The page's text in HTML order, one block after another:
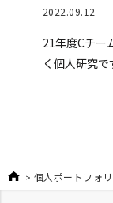
2022.09.12
21年度Cチー
く個人研究
のかの考察
個人ポートフォ